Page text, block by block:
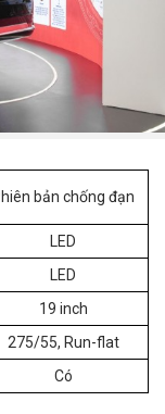
bản chống đạn
LED
LED
19 inch
275/55, Run-flat
Có